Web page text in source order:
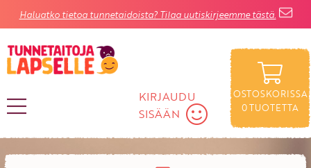
Haluatko tietoa tunnetaidoista? Tilaa uutiskirjeemme tästä.
KIRJAUDU
SISÄÄN
OSTOSKORISSA
0TUOTETTA